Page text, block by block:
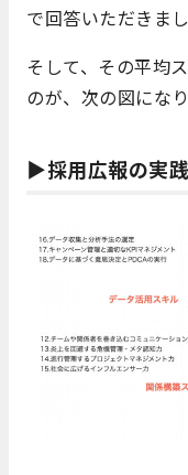
で回答いただきまし
そして、その平均
のが、次の図になり
▶採用広報の実